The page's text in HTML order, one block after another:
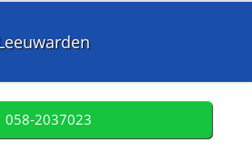
058-2037023